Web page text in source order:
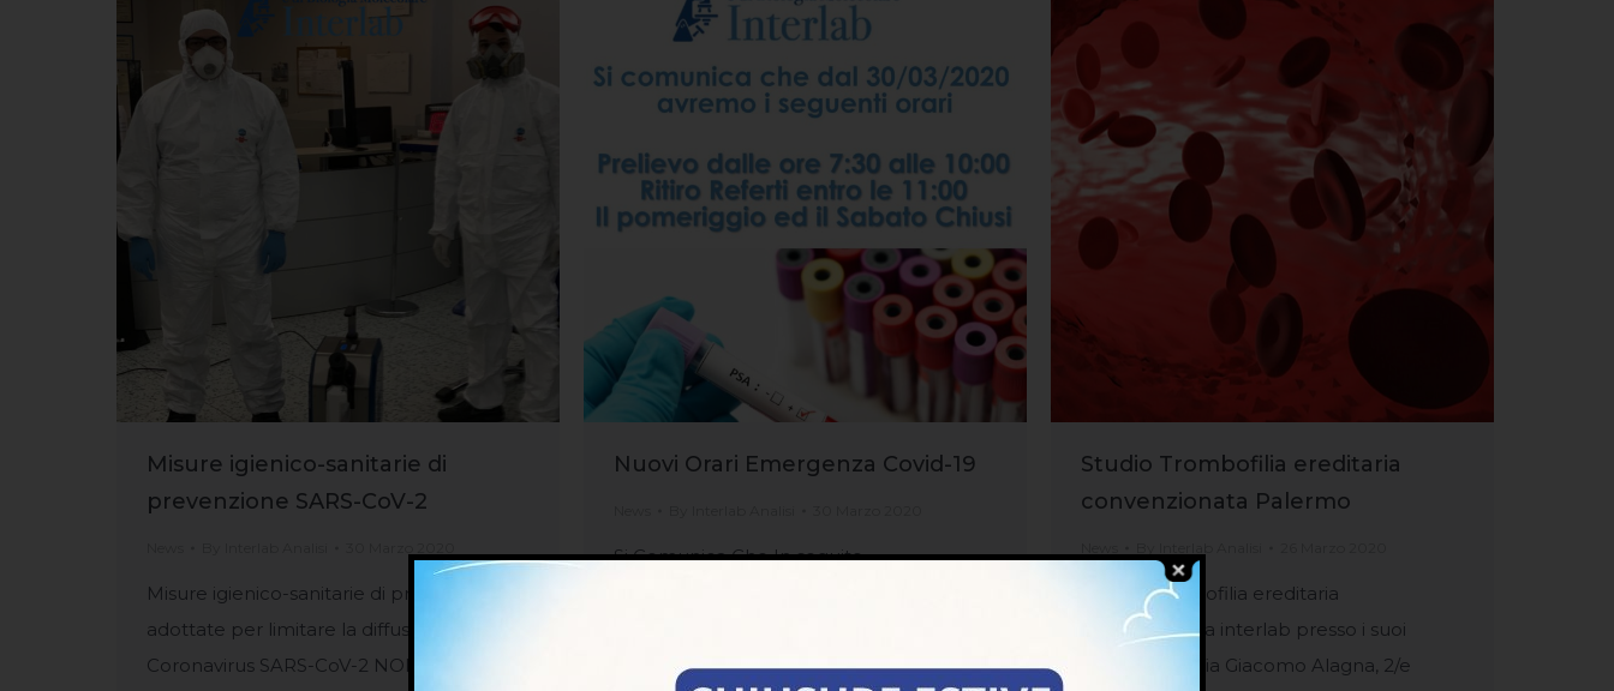
Misure igienico-sanitarie di
prevenzione SARS-CoV-2
Misure igienico-sanitarie di prevenzione
adottate per limitare la diffusione del
Coronavirus SARS-CoV-2 NOI DI
Nuovi Orari Emergenza Covid-19
Si Comunica Che In seguito
dalle ore 7:30 alle 10:00 Ritiro Referti
Studio Trombofilia ereditaria
convenzionata Palermo
Studio Trombofilia ereditaria
convenzionata interlab presso i suoi
laboratori di Via Giacomo Alagna, 2/e